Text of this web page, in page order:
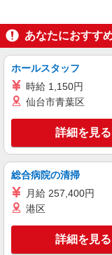
正社員
株式会社リジョイスカ
キープ
株式会社リジョイスカ
支
あなたにおすす
ホールスタッフ
時給 1,150円
仙台市青葉区
詳細を見る
総合病院の清掃
月給 257,400円
港区
詳細を見る